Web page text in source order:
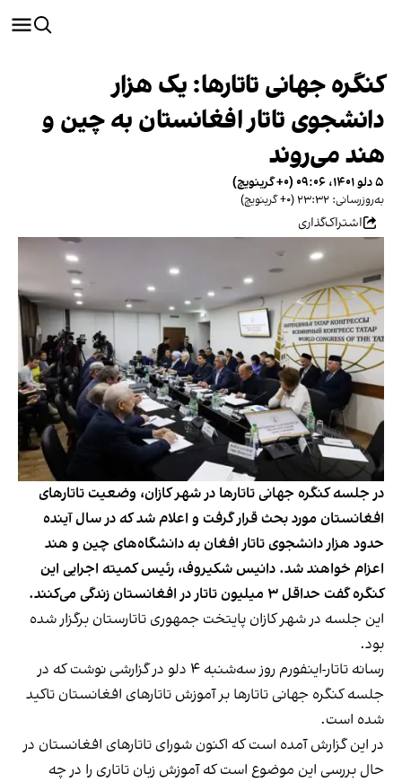
کنگره جهانی تاتارها: یک هزار
دانشجوی تاتار افغانستان به چین و
هند می‌روند
۵ دلو ۱۴۰۱، ۰۹:۰۶ (‎+۰ گرینویچ)
به‌روزرسانی: ۲۳:۳۲ (‎+۰ گرینویچ)
اشتراک‌گذاری
در جلسه کنگره جهانی تاتارها در شهر کازان، وضعیت تاتارهای
افغانستان مورد بحث قرار گرفت و اعلام شد که در سال آینده
حدود هزار دانشجوی تاتار افغان به دانشگاه‌های چین و هند
اعزام خواهند شد. دانیس شکیروف، رئیس کمیته اجرایی این
کنگره گفت حداقل ۳ میلیون تاتار در افغانستان زندگی می‌کنند.
این جلسه در شهر کازان پایتخت جمهوری تاتارستان برگزار شده
بود.
رسانه تاتار-اینفورم روز سه‌شنبه ۴ دلو در گزارشی نوشت که در
جلسه کنگره جهانی تاتارها بر آموزش تاتارهای افغانستان تاکید
شده است.
در این گزارش آمده است که اکنون شورای تاتارهای افغانستان در
حال بررسی این موضوع است که آموزش زبان تاتاری را در چه